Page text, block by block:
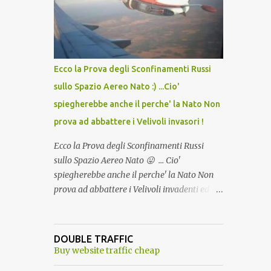
lo scopo della temperatura? Qualcuno a suo
tempo ribattezzo' il Vaccino come: l' Amaro
del Capo, era "spettacolare Ghiacciato, ma
andava bene anche, a Temperatura
Ambiente"! Riproponiamo l'articolo per NON
Ecco la Prova degli Sconfinamenti Russi
sullo Spazio Aereo Nato :) ...Cio'
spiegherebbe anche il perche' la Nato Non
prova ad abbattere i Velivoli invasori !
Ecco la Prova degli Sconfinamenti Russi
sullo Spazio Aereo Nato 😛 ... Cio'
spiegherebbe anche il perche' la Nato Non
prova ad abbattere i Velivoli invadenti ed
alcuna notizia di un'invasione dello spazio
aereo NATO da parte di un robot chiamato
DOUBLE TRAFFIC
Buy website traffic cheap